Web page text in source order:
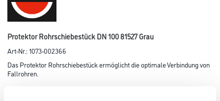
Protektor Rohrschiebestück DN 100 81527 Grau
Art-Nr.:1073-002366
Das Protektor Rohrschiebestück ermöglicht die optimale Verbindung von
Fallrohren.